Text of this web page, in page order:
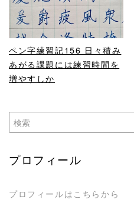
READ MORE
ペン字練習記156 日々積み
あがる課題には練習時間を
増やすしか
プロフィール
プロフィールはこちらから